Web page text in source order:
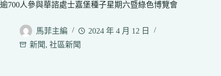
逾700人參與華諮處士嘉堡種子星期六暨綠色博覽會
馬菲主編
2024 年 4 月 12 日
新聞, 社區新聞